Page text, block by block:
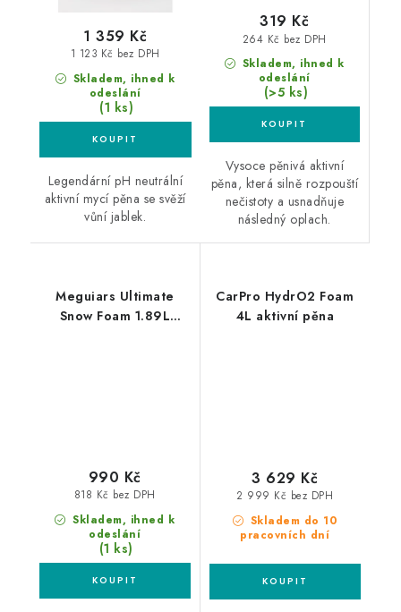
Skladem, ihned k
odeslání
(1 ks)
1 123 Kč bez DPH
1 359 Kč
Legendární pH neutrální
aktivní mycí pěna se svěží
vůní jablek.
Skladem, ihned k
odeslání
(>5 ks)
264 Kč bez DPH
319 Kč
Vysoce pěnivá aktivní
pěna, která silně rozpouští
nečistoty a usnadňuje
následný oplach.
Meguiars Ultimate
Snow Foam 1.89L
Skladem, ihned k
odeslání
(1 ks)
818 Kč bez DPH
990 Kč
CarPro HydrO2 Foam
4L aktivní pěna
Skladem do 10
pracovních dní
2 999 Kč bez DPH
3 629 Kč